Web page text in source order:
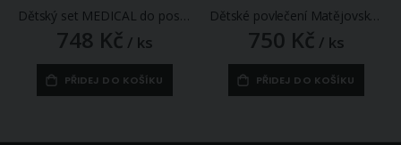
748 Kč / ks
PŘIDEJ DO KOŠÍKU
750 Kč / ks
PŘIDEJ DO KOŠÍKU